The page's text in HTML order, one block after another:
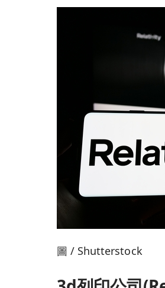
圖 / Shutterstock